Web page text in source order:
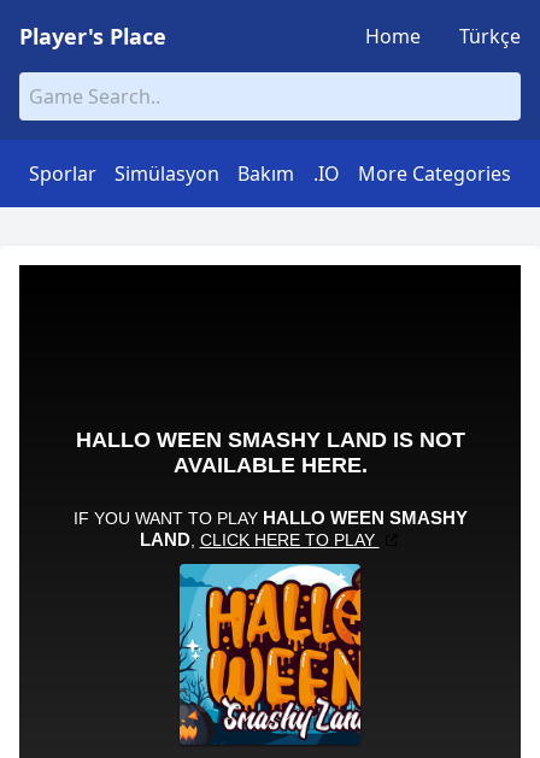
Player's Place Home Türkçe
Sporlar Simülasyon Bakım .IO More Categories